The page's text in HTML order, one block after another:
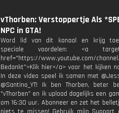
vThorben: Verstoppertje Als
NPC in GTA!
Word lid van dit kanaal en krijg
speciale voordelen: <a
href="https://www.youtube.com/channel/
Bedankt">Klik hier</a> voor het kijken
In deze video speel ik samen met
@Santino_YT! Ik ben Thorben, beter
"vThorben" en ik upload dagelijks een
om 16:30 uur. Abonneer en zet het